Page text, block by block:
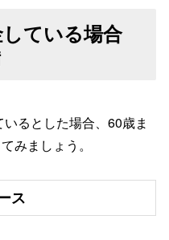
ている場合
るとした場合、60歳ま
みましょう。
ス